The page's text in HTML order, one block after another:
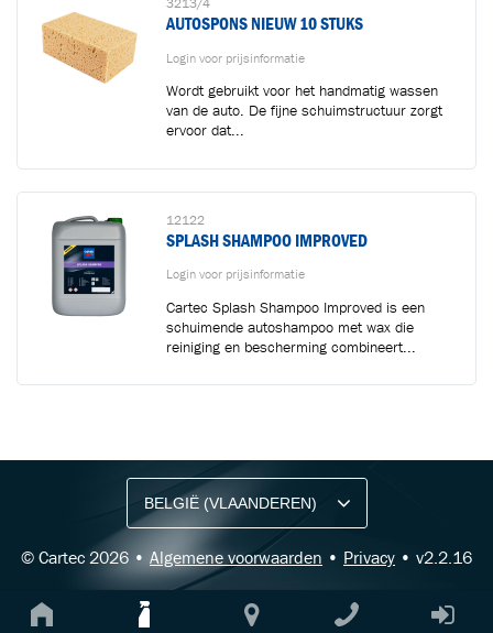
AUTOSPONS NIEUW 10 STUKS
Login voor prijsinformatie
Wordt gebruikt voor het handmatig wassen
van de auto. De fijne schuimstructuur zorgt
ervoor dat...
12122
SPLASH SHAMPOO IMPROVED
Login voor prijsinformatie
Cartec Splash Shampoo Improved is een
schuimende autoshampoo met wax die
reiniging en bescherming combineert...
© Cartec 2026 • Algemene voorwaarden • Privacy • v2.2.16
Ontvang vakgerelateerde tips,
aanbiedingen en productupdates van Cartec.